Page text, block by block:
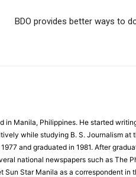
BDO provides better ways to
in Manila, Philippines. He started
while studying B. S. Journalism at
and graduated in 1981. After
national newspapers such as The
Sun Star Manila as a correspondent in